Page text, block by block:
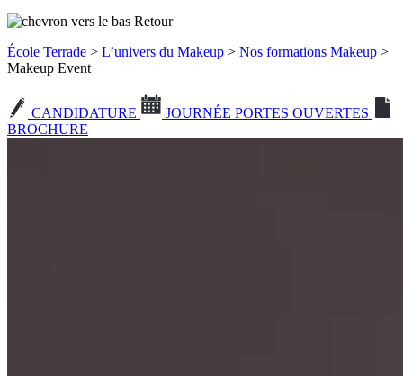
Retour
École Terrade > L’univers du Makeup > Nos formations Makeup >
Makeup Event
CANDIDATURE
JOURNÉE PORTES OUVERTES
BROCHURE